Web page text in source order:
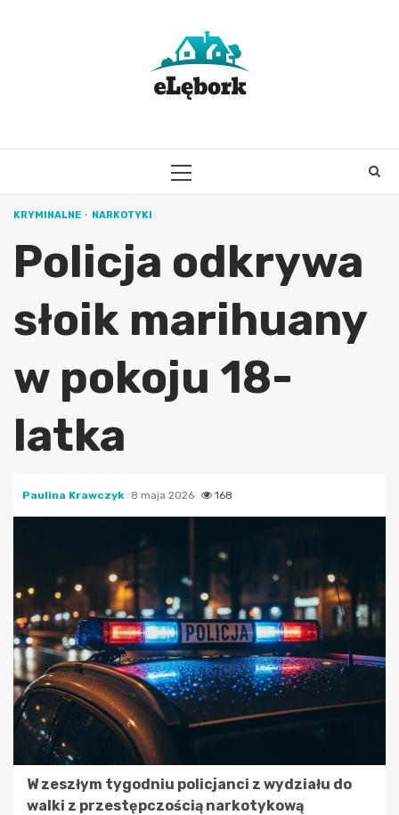
PRIMARY
KRYMINALNE NARKOTYKI
Policja odkrywa
słoik marihuany
w pokoju 18-
latka
Paulina Krawczyk 8 maja 2026 168
W zeszłym tygodniu policjanci z wydziału do
walki z przestępczością narkotykową